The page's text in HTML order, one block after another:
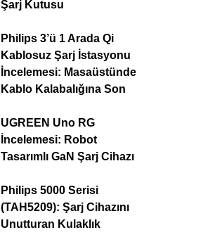
Şarj Kutusu
Philips 3’ü 1 Arada Qi
Kablosuz Şarj İstasyonu
İncelemesi: Masaüstünde
Kablo Kalabalığına Son
UGREEN Uno RG
İncelemesi: Robot
Tasarımlı GaN Şarj Cihazı
Philips 5000 Serisi
(TAH5209): Şarj Cihazını
Unutturan Kulaklık